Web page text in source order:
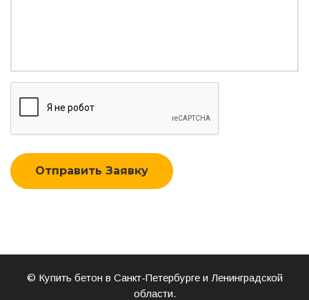
Отправить Заявку
© Купить бетон в Санкт-Петербурге и Ленинградской
области.